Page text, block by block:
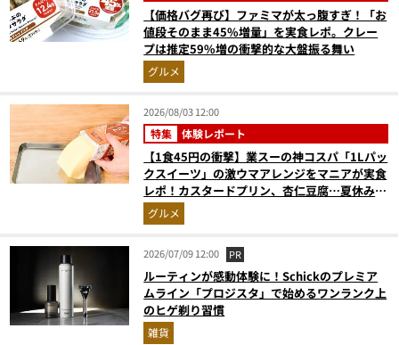
【価格バグ再び】ファミマが太っ腹すぎ！「お
値段そのまま45%増量」を実食レポ。クレー
プは推定59%増の衝撃的な大盤振る舞い
グルメ
2026/08/03 12:00
特集 体験レポート
【1食45円の衝撃】業スーの神コスパ「1Lパッ
クスイーツ」の激ウマアレンジをマニアが実食
レポ！カスタードプリン、杏仁豆腐…夏休みの
おやつに最強すぎた
グルメ
2026/07/09 12:00 PR
ルーティンが感動体験に！Schickのプレミア
ムライン「プロジスタ」で始めるワンランク上
のヒゲ剃り習慣
雑貨